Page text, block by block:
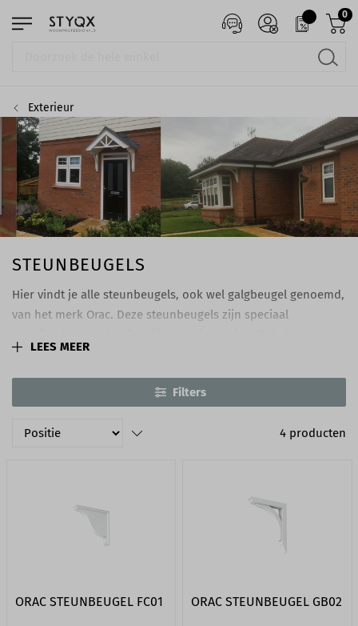
0
Exterieur
STEUNBEUGELS
Hier vindt je alle steunbeugels, ook wel galgbeugel genoemd,
van het merk Orac. Deze steunbeugels zijn speciaal
steunbeugels zijn decoratief toe te passen, andere kunnen
belast worden tot max. 75 KG. De beugels zijn
overschilderbaar en UV-resistent.
LEES MEER
Filters
4 producten
ORAC STEUNBEUGEL FC01 ORAC STEUNBEUGEL GB02